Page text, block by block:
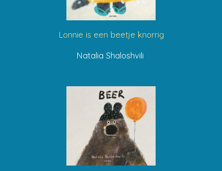
Lonnie is een beetje knorrig
Natalia Shaloshvili